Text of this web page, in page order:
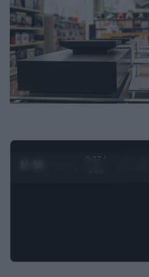
0:28 /